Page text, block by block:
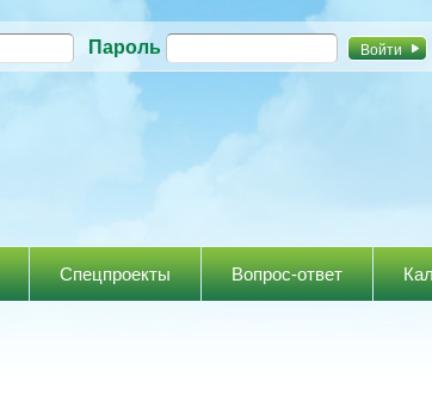
Перейти к
содержанию
Пароль
Спецпроекты Вопрос-ответ